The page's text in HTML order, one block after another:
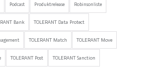
Podcast Produktrelease Robinsonliste
Bank TOLERANT Data Protect
TOLERANT Match TOLERANT Move
TOLERANT Post TOLERANT Sanction